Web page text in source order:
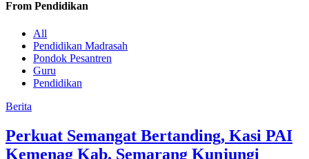
From Pendidikan
All
Pendidikan Madrasah
Pondok Pesantren
Guru
Pendidikan
Berita
Perkuat Semangat Bertanding, Kasi PAI
Kemenag Kab. Semarang Kunjungi